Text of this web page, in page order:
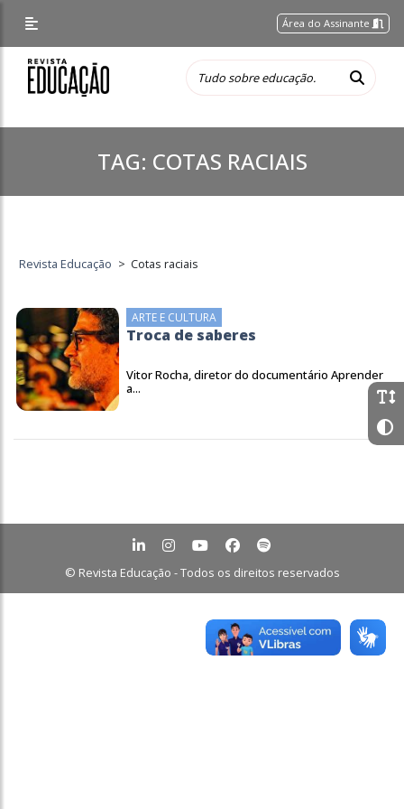
Área do Assinante
TAG: COTAS RACIAIS
Revista Educação > Cotas raciais
ARTE E CULTURA
Troca de saberes
Vitor Rocha, diretor do documentário Aprender
a...
© Revista Educação - Todos os direitos reservados